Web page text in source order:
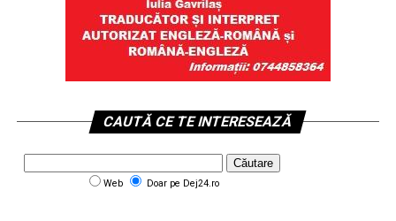
CAUTĂ CE TE INTERESEAZĂ
Web Doar pe Dej24.ro